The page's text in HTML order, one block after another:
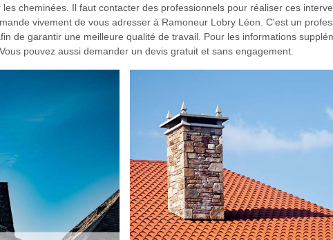
cheminées. Il faut contacter des professionnels pour réaliser ces
vivement de vous adresser à Ramoneur Lobry Léon. C'est un
de garantir une meilleure qualité de travail. Pour les informations
pouvez aussi demander un devis gratuit et sans engagement.